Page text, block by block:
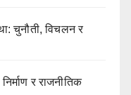
चुनौती, विचलन र
र राजनीतिक